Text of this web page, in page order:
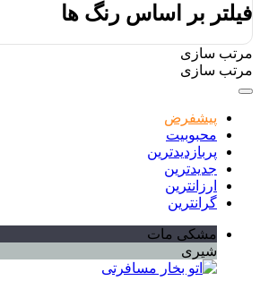
فیلتر بر اساس رنگ ها
مرتب سازی
مرتب سازی
پیشفرض
محبوبیت
پربازدیدترین
جدیدترین
ارزانترین
گرانترین
مشکی مات
شیری